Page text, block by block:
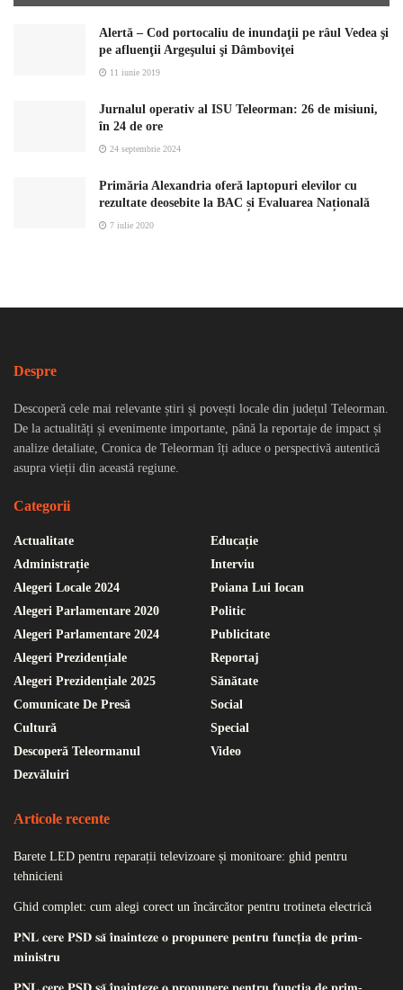
Alertă – Cod portocaliu de inundaţii pe râul Vedea şi
pe afluenţii Argeşului şi Dâmboviţei
11 iunie 2019
Jurnalul operativ al ISU Teleorman: 26 de misiuni,
în 24 de ore
24 septembrie 2024
Primăria Alexandria oferă laptopuri elevilor cu
rezultate deosebite la BAC și Evaluarea Națională
7 iulie 2020
Despre
Descoperă cele mai relevante știri și povești locale din județul Teleorman.
De la actualități și evenimente importante, până la reportaje de impact și
analize detaliate, Cronica de Teleorman îți aduce o perspectivă autentică
asupra vieții din această regiune.
Categorii
Actualitate
Administrație
Alegeri Locale 2024
Alegeri Parlamentare 2020
Alegeri Parlamentare 2024
Alegeri Prezidențiale
Alegeri Prezidențiale 2025
Comunicate De Presă
Cultură
Descoperă Teleormanul
Dezvăluiri
Educație
Interviu
Poiana Lui Iocan
Politic
Publicitate
Reportaj
Sănătate
Social
Special
Video
Articole recente
Barete LED pentru reparații televizoare și monitoare: ghid pentru
tehnicieni
Ghid complet: cum alegi corect un încărcător pentru trotineta electrică
𝐏𝐍𝐋 𝐜𝐞𝐫𝐞 𝐏𝐒𝐃 𝐬𝐚̆ 𝐢̂𝐧𝐚𝐢𝐧𝐭𝐞𝐳𝐞 𝐨 𝐩𝐫𝐨𝐩𝐮𝐧𝐞𝐫𝐞 𝐩𝐞𝐧𝐭𝐫𝐮 𝐟𝐮𝐧𝐜𝐭̦𝐢𝐚 𝐝𝐞 𝐩𝐫𝐢𝐦-
𝐦𝐢𝐧𝐢𝐬𝐭𝐫𝐮